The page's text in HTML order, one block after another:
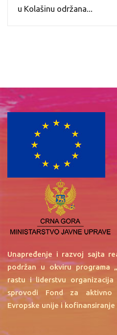
u Kolašinu održana...
Unapređenje i razvoj sajta
podržan u okviru programa
rastu i liderstvu organizacija
sprovodi Fond za aktivno
Evropske unije i